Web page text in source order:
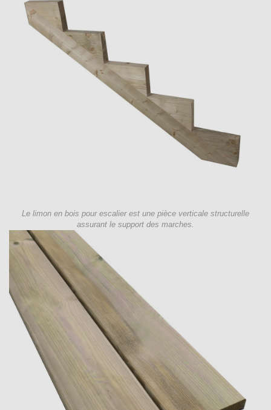
Le limon en bois pour escalier est une pièce verticale structurelle
assurant le support des marches.